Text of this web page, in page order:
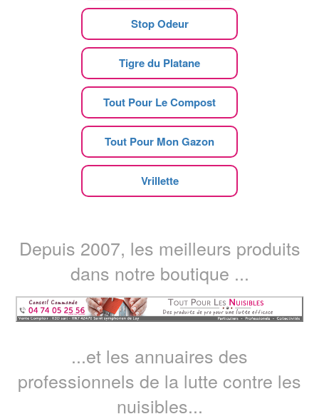
Stop Odeur
Tigre du Platane
Tout Pour Le Compost
Tout Pour Mon Gazon
Vrillette
Depuis 2007, les meilleurs produits
dans notre boutique ...
...et les annuaires des
professionnels de la lutte contre les
nuisibles...